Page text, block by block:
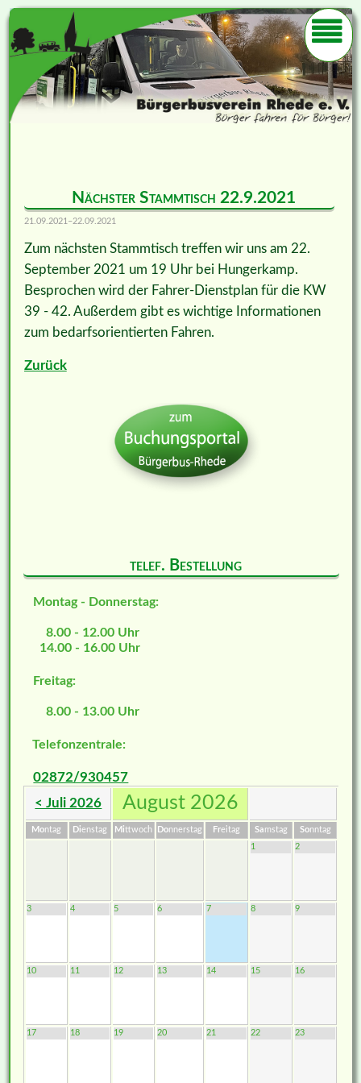
Nächster Stammtisch 22.9.2021
21.09.2021–22.09.2021
Zum nächsten Stammtisch treffen wir uns am 22.
September 2021 um 19 Uhr bei Hungerkamp.
Besprochen wird der Fahrer-Dienstplan für die KW
39 - 42. Außerdem gibt es wichtige Informationen
zum bedarfsorientierten Fahren.
Zurück
telef. Bestellung
Montag - Donnerstag:
8.00 - 12.00 Uhr
14.00 - 16.00 Uhr
Freitag:
8.00 - 13.00 Uhr
Telefonzentrale:
02872/930457
< Juli 2026 August 2026
Montag Dienstag Mittwoch Donnerstag Freitag Samstag Sonntag
1
2
3 4 5 6 7 8 9
10 11 12 13 14 15 16
17 18 19 20 21 22 23